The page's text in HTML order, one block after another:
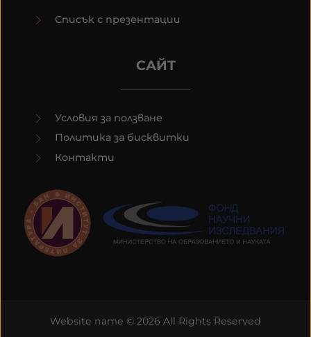
Списък с презентации
САЙТ
Условия за ползване
Политика за бисквитки
Контакти
Website name © 2026 All Rights Reserved